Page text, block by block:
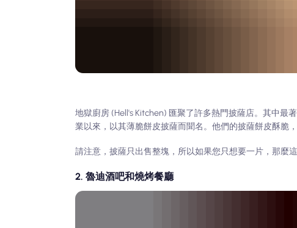
地獄廚房 (Hell's Kitchen) 匯聚了許多熱門披薩店。其中最
業以來，以其薄脆餅皮披薩而聞名。他們的披薩餅皮酥脆
請注意，披薩只出售整塊，所以如果您只想要一片，那麼這
2. 魯迪酒吧和燒烤餐廳